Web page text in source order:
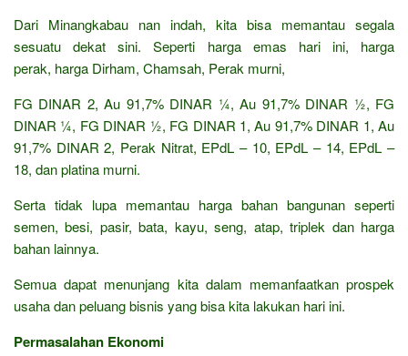
Dari Minangkabau nan indah, kita bisa memantau segala
sesuatu dekat sini. Seperti harga emas hari ini, harga
perak, harga Dirham, Chamsah, Perak murni,
FG DINAR 2, Au 91,7% DINAR ¼, Au 91,7% DINAR ½, FG
DINAR ¼, FG DINAR ½, FG DINAR 1, Au 91,7% DINAR 1, Au
91,7% DINAR 2, Perak Nitrat, EPdL – 10, EPdL – 14, EPdL –
18, dan platina murni.
Serta tidak lupa memantau harga bahan bangunan seperti
semen, besi, pasir, bata, kayu, seng, atap, triplek dan harga
bahan lainnya.
Semua dapat menunjang kita dalam memanfaatkan prospek
usaha dan peluang bisnis yang bisa kita lakukan hari ini.
Permasalahan Ekonomi